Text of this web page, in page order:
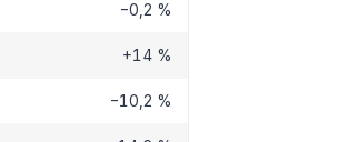
−0,2 %
+14 %
−10,2 %